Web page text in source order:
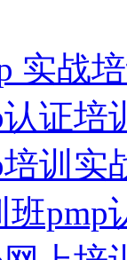
实战
证培
训实
pmp